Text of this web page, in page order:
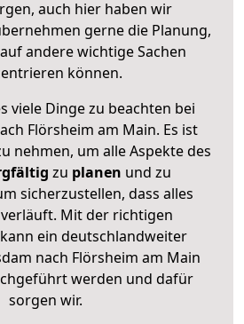
auch hier haben wir
gerne die Planung,
andere wichtige Sachen
können.
viele Dinge zu beachten bei
Flörsheim am Main. Es ist
nehmen, um alle Aspekte des
zu planen und zu
sicherzustellen, dass alles
Mit der richtigen
ein deutschlandweiter
nach Flörsheim am Main
werden und dafür
sorgen wir.